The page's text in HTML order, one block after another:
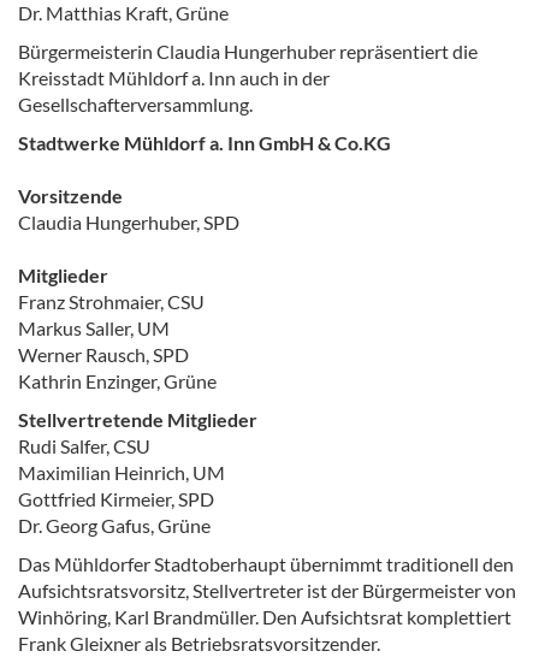
Dr. Matthias Kraft, Grüne
Bürgermeisterin Claudia Hungerhuber repräsentiert die
Kreisstadt Mühldorf a. Inn auch in der
Gesellschafterversammlung.
Stadtwerke Mühldorf a. Inn GmbH & Co.KG
Vorsitzende
Claudia Hungerhuber, SPD
Mitglieder
Franz Strohmaier, CSU
Markus Saller, UM
Werner Rausch, SPD
Kathrin Enzinger, Grüne
Stellvertretende Mitglieder
Rudi Salfer, CSU
Maximilian Heinrich, UM
Gottfried Kirmeier, SPD
Dr. Georg Gafus, Grüne
Das Mühldorfer Stadtoberhaupt übernimmt traditionell den
Aufsichtsratsvorsitz, Stellvertreter ist der Bürgermeister von
Winhöring, Karl Brandmüller. Den Aufsichtsrat komplettiert
Frank Gleixner als Betriebsratsvorsitzender.